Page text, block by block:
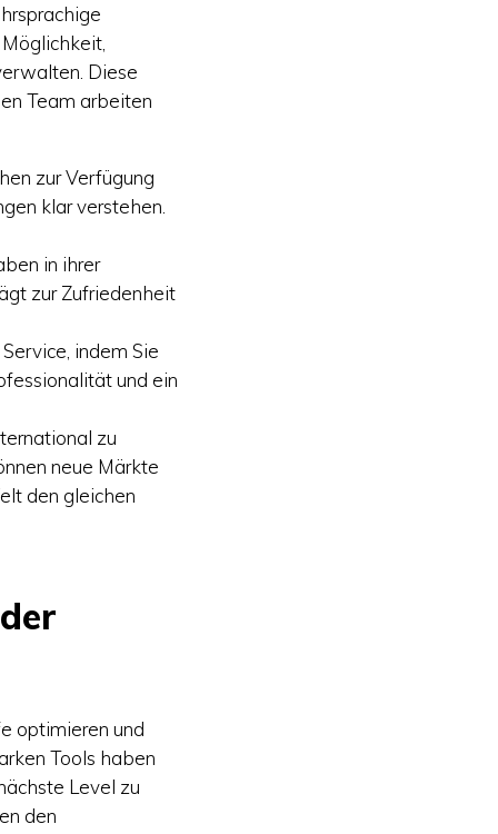
Diese
Team arbeiten
zur Verfügung
klar verstehen.
in ihrer
zur Zufriedenheit
indem Sie
und ein
zu
neue Märkte
den gleichen
optimieren und
Tools haben
Level zu
den